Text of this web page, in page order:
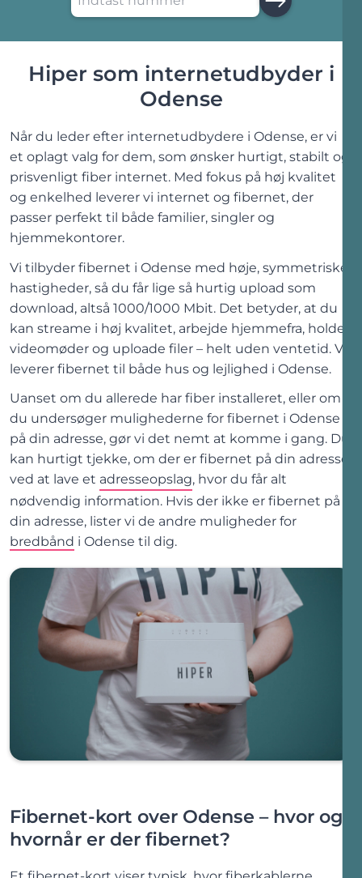
Hiper som internet­udbyder i
Odense
Når du leder efter internet­udbydere i Odense, er vi
et oplagt valg for dem, som ønsker hurtigt, stabilt og
prisvenligt fiber internet. Med fokus på høj kvalitet
og enkelhed leverer vi internet og fibernet, der
passer perfekt til både familier, singler og
hjemmekontorer.
Vi tilbyder fibernet i Odense med høje, symmetriske
hastigheder, så du får lige så hurtig upload som
download, altså 1000/1000 Mbit. Det betyder, at du
kan streame i høj kvalitet, arbejde hjemmefra, holde
videomøder og uploade filer – helt uden ventetid. Vi
leverer fibernet til både hus og lejlighed i Odense.
Uanset om du allerede har fiber installeret, eller om
du undersøger mulighederne for fibernet i Odense
på din adresse, gør vi det nemt at komme i gang. Du
kan hurtigt tjekke, om der er fibernet på din adresse
ved at lave et adresseopslag, hvor du får alt
nødvendig information. Hvis der ikke er fibernet på
din adresse, lister vi de andre muligheder for
bredbånd i Odense til dig.
Fibernet-kort over Odense – hvor og
hvornår er der fibernet?